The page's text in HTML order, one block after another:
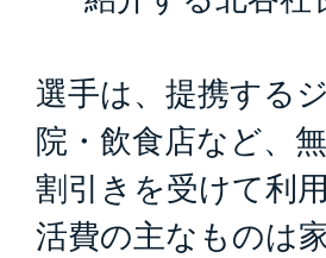
選手は、提携する
院・飲食店など、
割引きを受けて利
活費の主なものは